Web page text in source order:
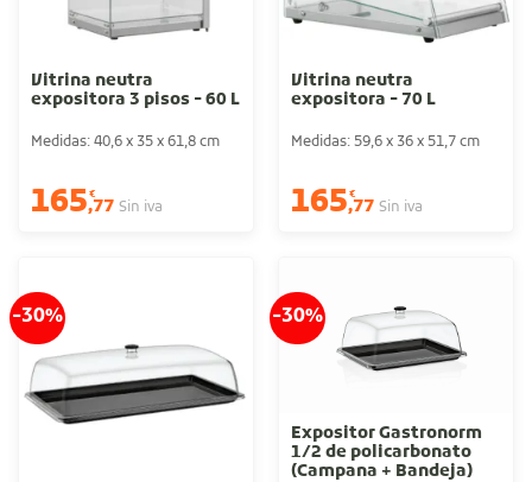
Vitrina neutra
expositora 3 pisos - 60 L
Medidas: 40,6 x 35 x 61,8 cm
165€
,77 Sin iva
Vitrina neutra
expositora - 70 L
Medidas: 59,6 x 36 x 51,7 cm
165€
,77 Sin iva
-30% -30%
Expositor Gastronorm
1/2 de policarbonato
(Campana + Bandeja)